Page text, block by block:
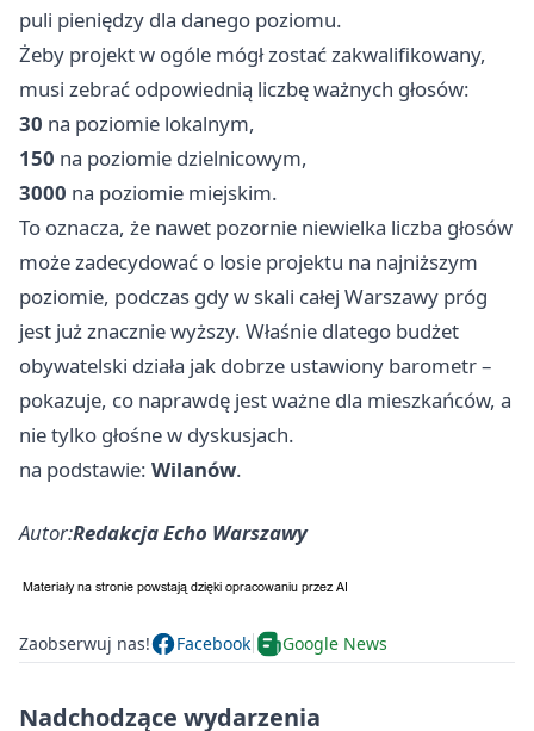
puli pieniędzy dla danego poziomu.
Żeby projekt w ogóle mógł zostać zakwalifikowany,
musi zebrać odpowiednią liczbę ważnych głosów:
30 na poziomie lokalnym,
150 na poziomie dzielnicowym,
3000 na poziomie miejskim.
To oznacza, że nawet pozornie niewielka liczba głosów
może zadecydować o losie projektu na najniższym
poziomie, podczas gdy w skali całej Warszawy próg
jest już znacznie wyższy. Właśnie dlatego budżet
obywatelski działa jak dobrze ustawiony barometr –
pokazuje, co naprawdę jest ważne dla mieszkańców, a
nie tylko głośne w dyskusjach.
na podstawie: Wilanów.
Autor:Redakcja Echo Warszawy
Zaobserwuj nas! Facebook Google News
Nadchodzące wydarzenia